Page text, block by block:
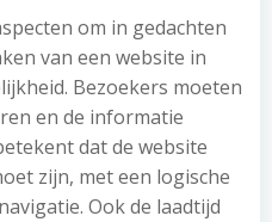
om in gedachten
van een website in
Bezoekers moeten
en de informatie
dat de website
zijn, met een logische
Ook de laadtijd